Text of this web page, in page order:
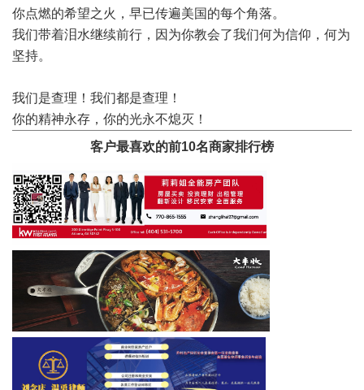
你点燃的希望之火，早已传遍美国的每个角落。
我们带着泪水继续前行，因为你教会了我们何为信仰，何为
坚持。
我们是查理！我们都是查理！
你的精神永存，你的光永不熄灭！
客户最喜欢的前10名商家排行榜